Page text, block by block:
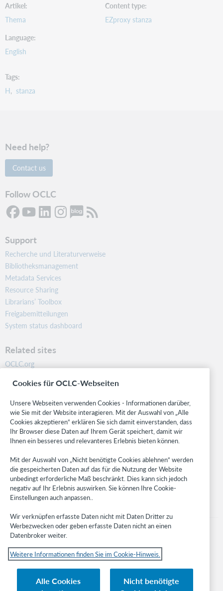
Artikel
Thema
Content type
EZproxy stanza
Language
English
Tags
H
stanza
Need help?
Contact us
Follow OCLC
Support
Recherche und Literaturverweise
Bibliotheksmanagement
Metadata Services
Resource Sharing
Librarians’ Toolbox
Freigabemitteilungen
System status dashboard
Related sites
OCLC.org
Community
Research
WebJunction
Developer Network
Stay in the know.
Get the latest product updates, research, events, and much more—
right to your inbox.
Subscribe now
© 2023 OCLC
OCLC, Inc. und verbundenen Unternehmen
Cookies für OCLC-Webseiten
Unsere Webseiten verwenden Cookies - Informationen darüber,
wie Sie mit der Website interagieren. Mit der Auswahl von „Alle
Cookies akzeptieren“ erklären Sie sich damit einverstanden, dass
Ihr Browser diese Daten auf Ihrem Gerät speichert, damit wir
Ihnen ein besseres und relevanteres Erlebnis bieten können.
Mit der Auswahl von „Nicht benötigte Cookies ablehnen“ werden
die gespeicherten Daten auf das für die Nutzung der Website
unbedingt erforderliche Maß beschränkt. Dies kann sich jedoch
negativ auf Ihr Erlebnis auswirken. Sie können Ihre Cookie-
Einstellungen auch anpassen..
Wir verknüpfen erfasste Daten nicht mit Daten Dritter zu
Werbezwecken oder geben erfasste Daten nicht an einen
Datenbroker weiter.
Weitere Informationen finden Sie im Cookie-Hinweis.
Alle Cookies
Nicht benötigte